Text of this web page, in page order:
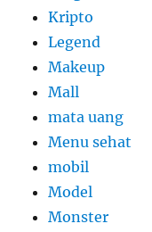
Kripto
Legend
Makeup
Mall
mata uang
Menu sehat
mobil
Model
Monster